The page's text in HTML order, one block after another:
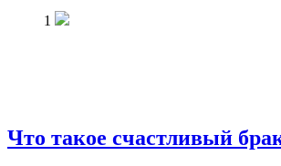
1
Что такое счастливый